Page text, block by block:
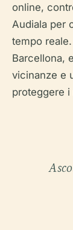
online,
Audiala per
tempo
Barcellona,
vicinanze e
proteggere